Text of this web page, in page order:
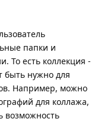
папки и
То есть коллекция -
быть нужно для
Например, можно
для коллажа,
возможность